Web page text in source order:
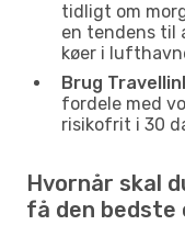
tidligt om
en tendens til
køer i
Brug
fordele med
risikofrit i 30
Hvornår skal
få den bedste